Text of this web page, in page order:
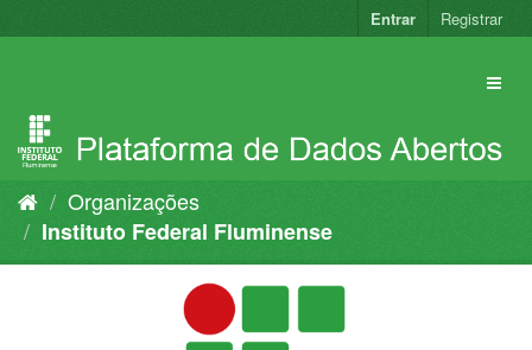
para
Entrar Registrar
Organizações
Instituto Federal Fluminense